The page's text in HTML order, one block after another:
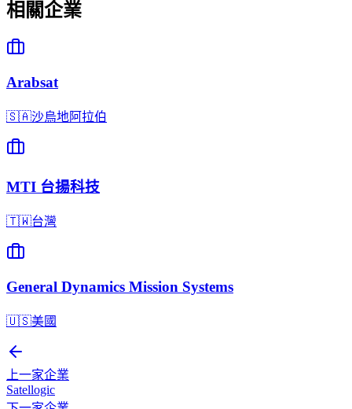
相關企業
Arabsat
🇸🇦沙烏地阿拉伯
MTI 台揚科技
🇹🇼台灣
General Dynamics Mission Systems
🇺🇸美國
上一家企業
Satellogic